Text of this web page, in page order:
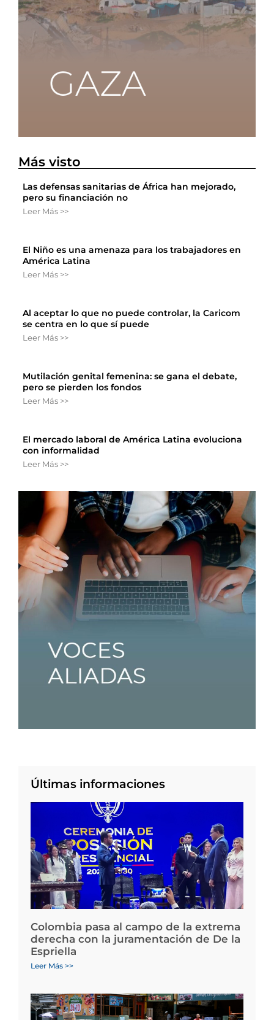
Más visto
Las defensas sanitarias de África han mejorado,
pero su financiación no
Leer Más >>
El Niño es una amenaza para los trabajadores en
América Latina
Leer Más >>
Al aceptar lo que no puede controlar, la Caricom
se centra en lo que sí puede
Leer Más >>
Mutilación genital femenina: se gana el debate,
pero se pierden los fondos
Leer Más >>
El mercado laboral de América Latina evoluciona
con informalidad
Leer Más >>
Últimas informaciones
Colombia pasa al campo de la extrema
derecha con la juramentación de De la
Espriella
Leer Más >>